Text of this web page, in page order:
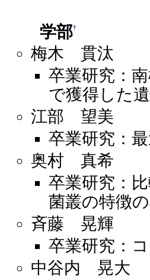
学部†
梅木 貫汰
卒業研究：
で獲得した
江部 望美
卒業研究：
奥村 真希
卒業研究：
菌叢の特徴
斉藤 晃輝
卒業研究：
中谷内 晃大